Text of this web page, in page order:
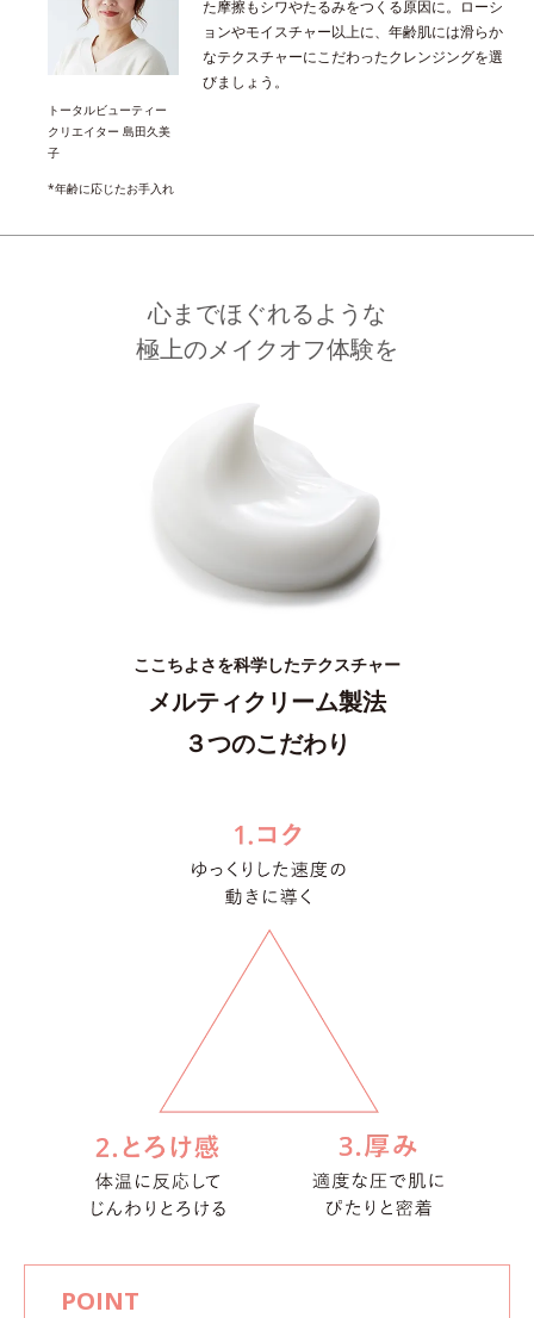
トータルビューティー
クリエイター 島田久美
子
た摩擦もシワやたるみをつくる原因に。ローシ
ョンやモイスチャー以上に、年齢肌には滑らか
なテクスチャーにこだわったクレンジングを選
びましょう。
*年齢に応じたお手入れ
心までほぐれるような
極上のメイクオフ体験を
ここちよさを科学したテクスチャー
メルティクリーム製法
３つのこだわり